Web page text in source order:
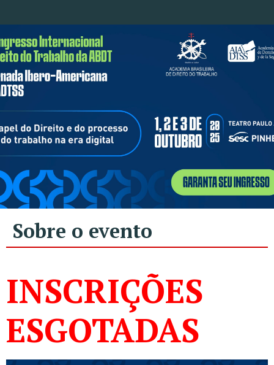
Sobre o evento
INSCRIÇÕES
ESGOTADAS